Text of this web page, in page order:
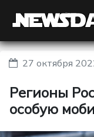
27 октября
Регионы
особую